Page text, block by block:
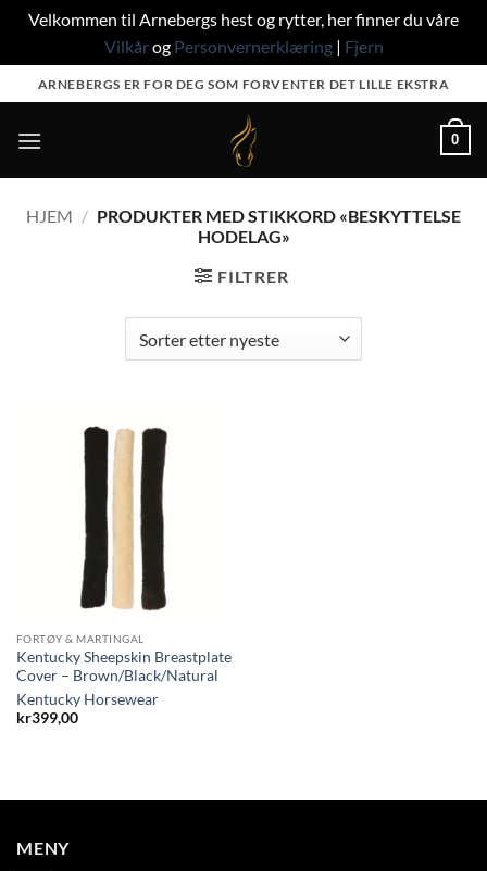
Velkommen til Arnebergs hest og rytter, her finner du våre
Vilkårog Personvernerklæring| Fjern
to
content
ARNEBERGS ER FOR DEG SOM FORVENTER DET LILLE EKSTRA
0
HJEM / PRODUKTER MED STIKKORD «BESKYTTELSE
HODELAG»
FILTRER
FORTØY & MARTINGAL
Kentucky Sheepskin Breastplate
Cover – Brown/Black/Natural
Kentucky Horsewear
kr399,00
MENY